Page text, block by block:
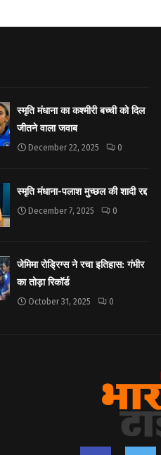
स्मृति मंधाना का कश्मीरी बच्ची को दिल
जीतने वाला जवाब
December 22, 2025 0
स्मृति मंधाना-पलाश मुच्छल की शादी रद्द
December 7, 2025 0
जेमिमा रोड्रिग्स ने रचा इतिहास: गंभीर
का तोड़ा रिकॉर्ड
October 31, 2025 0